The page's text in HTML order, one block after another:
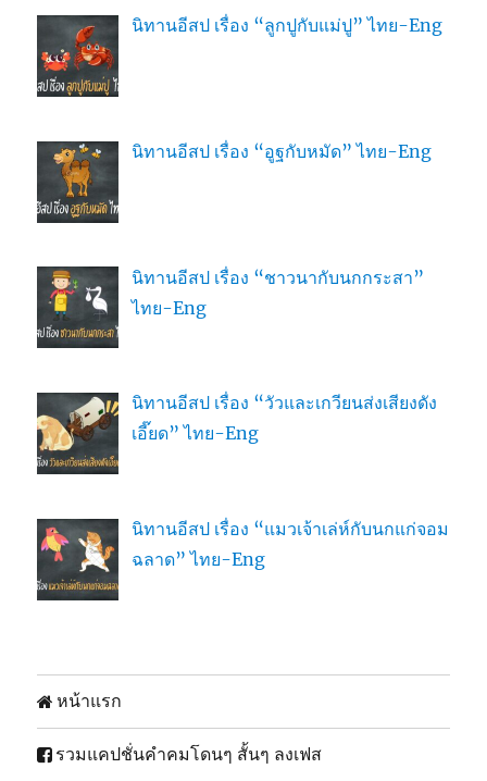
นิทานอีสป เรื่อง “ลูกปูกับแม่ปู” ไทย-Eng
นิทานอีสป เรื่อง “อูฐกับหมัด” ไทย-Eng
นิทานอีสป เรื่อง “ชาวนากับนกกระสา”
ไทย-Eng
นิทานอีสป เรื่อง “วัวและเกวียนส่งเสียงดัง
เอี๊ยด” ไทย-Eng
นิทานอีสป เรื่อง “แมวเจ้าเล่ห์กับนกแก่จอม
ฉลาด” ไทย-Eng
หน้าแรก
รวมแคปชั่นคำคมโดนๆ สั้นๆ ลงเฟส